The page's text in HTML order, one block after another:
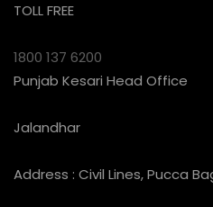
TOLL FREE
1800 137 6200
Punjab Kesari Head Office
Jalandhar
Address : Civil Lines, Pucca